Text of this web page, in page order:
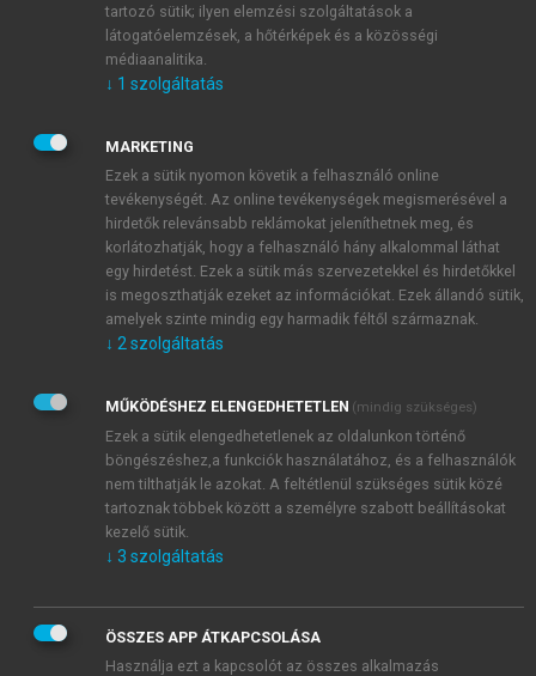
JELSZÓ
JELSZÓ ÚJRA
Kérek értesítést a MeRSZ újdonságairól, akcióiról.
Kérek értesítést az Akadémiai Kiadó Zrt. újdonságairól,
Adatkezelési tájékoztatóbanfoglaltakat tudomásul
veszem és elfogadom.
Általános vásárlási feltételeket, valamint a szotar.netés a
mersz.huoldalak licencszerződéseiben foglaltakat
tudomásul veszem és elfogadom.
KIPRÓBÁLOM
tartozó sütik; ilyen elemzési szolgáltatások a
látogatóelemzések, a hőtérképek és a közösségi
médiaanalitika.
↓ 1 szolgáltatás
MARKETING
Ezek a sütik nyomon követik a felhasználó online
tevékenységét. Az online tevékenységek megismerésével a
hirdetők relevánsabb reklámokat jeleníthetnek meg, és
korlátozhatják, hogy a felhasználó hány alkalommal láthat
egy hirdetést. Ezek a sütik más szervezetekkel és hirdetőkkel
is megoszthatják ezeket az információkat. Ezek állandó sütik,
amelyek szinte mindig egy harmadik féltől származnak.
↓ 2 szolgáltatás
MŰKÖDÉSHEZ ELENGEDHETETLEN (mindig szükséges)
Ezek a sütik elengedhetetlenek az oldalunkon történő
böngészéshez,a funkciók használatához, és a felhasználók
nem tilthatják le azokat. A feltétlenül szükséges sütik közé
tartoznak többek között a személyre szabott beállításokat
kezelő sütik.
↓ 3 szolgáltatás
ÖSSZES APP ÁTKAPCSOLÁSA
Használja ezt a kapcsolót az összes alkalmazás